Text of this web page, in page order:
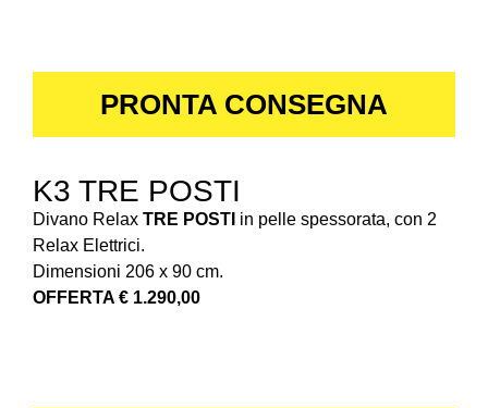
PRONTA CONSEGNA
K3 TRE POSTI
Divano Relax TRE POSTI in pelle spessorata, con 2
Relax Elettrici.
Dimensioni 206 x 90 cm.
OFFERTA € 1.290,00